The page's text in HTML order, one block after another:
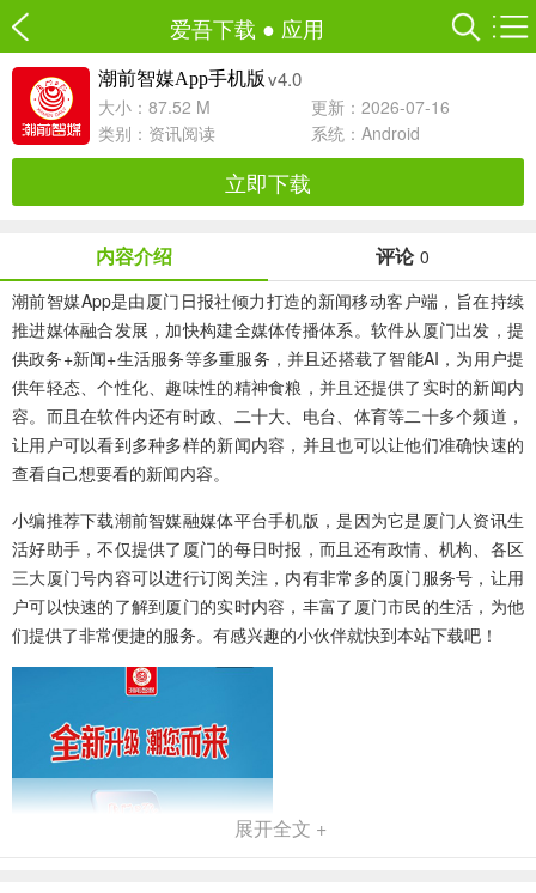
爱吾下载 ● 应用
潮前智媒App手机版 v4.0
大小：87.52 M
更新：2026-07-16
类别： 资讯阅读 系统：Android
立即下载
内容介绍 评论 0
潮前智媒App是由厦门日报社倾力打造的新闻移动客户端，旨在持续
推进媒体融合发展，加快构建全媒体传播体系。软件从厦门出发，提
供政务+新闻+生活服务等多重服务，并且还搭载了智能AI，为用户提
供年轻态、个性化、趣味性的精神食粮，并且还提供了实时的新闻内
容。而且在软件内还有时政、二十大、电台、体育等二十多个频道，
让用户可以看到多种多样的新闻内容，并且也可以让他们准确快速的
查看自己想要看的新闻内容。
小编推荐下载潮前智媒融媒体平台手机版 ，是因为它是厦门人资讯生
活好助手，不仅提供了厦门的每日时报，而且还有政情、机构、各区
三大厦门号内容可以进行订阅关注，内有非常多的厦门服务号，让用
户可以快速的了解到厦门的实时内容，丰富了厦门市民的生活，为他
们提供了非常便捷的服务。有感兴趣的小伙伴就快到本站下载吧！
展开全文 +